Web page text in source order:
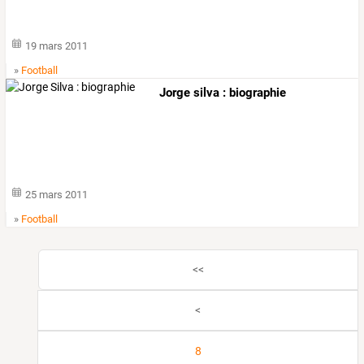
19 mars 2011
» Football
Jorge silva : biographie
25 mars 2011
» Football
<<
<
8